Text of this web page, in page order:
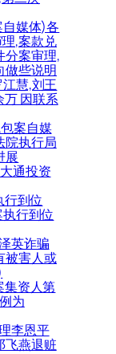
自媒体)各
,案款兑
分案审理,
做些说明
慧,刘王
万 因联系
案自媒
院执行局
展
通投资
行到位
行到位
英诈骗
被害人或
集资人第
为
李恩平
飞燕退赃